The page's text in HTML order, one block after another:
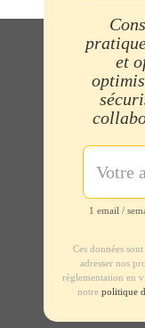
et
1 email /
Ces données
adresser nos
règlementation en
notre politique